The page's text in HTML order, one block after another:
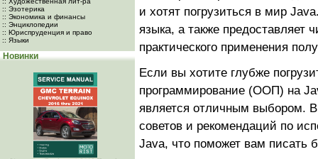
:: Эзотерика
:: Экономика и финансы
:: Энциклопедии
:: Юриспруденция и право
:: Языки
Новинки
и хотят погрузиться в мир
языка, а также предоставляет
практического применения
Если вы хотите глубже
программирование (ООП) на
является отличным выбором. В
советов и рекомендаций по
Java, что поможет вам